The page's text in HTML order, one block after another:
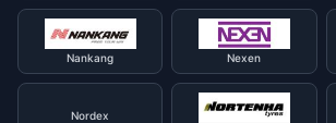
Nankang Nexen
Nordex